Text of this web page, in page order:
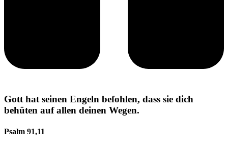
Gott hat seinen Engeln befohlen, dass sie dich
behüten auf allen deinen Wegen.
Psalm 91,11